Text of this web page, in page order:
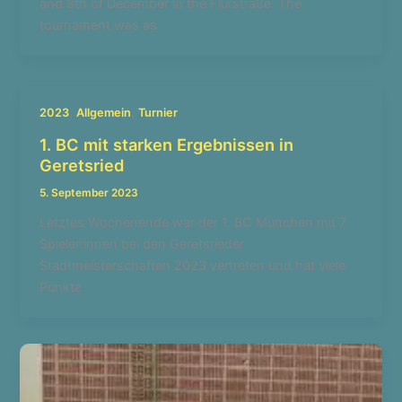
and 8th of December in the Flurstraße. The
tournament was as
2023,Allgemein,Turnier
1. BC mit starken Ergebnissen in
Geretsried
5. September 2023
Letztes Wochenende war der 1. BC München mit 7
Spieler:innen bei den Geretsrieder
Stadtmeisterschaften 2023 vertreten und hat viele
Punkte